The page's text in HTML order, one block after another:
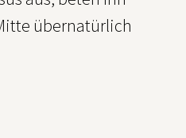
übernatürlich